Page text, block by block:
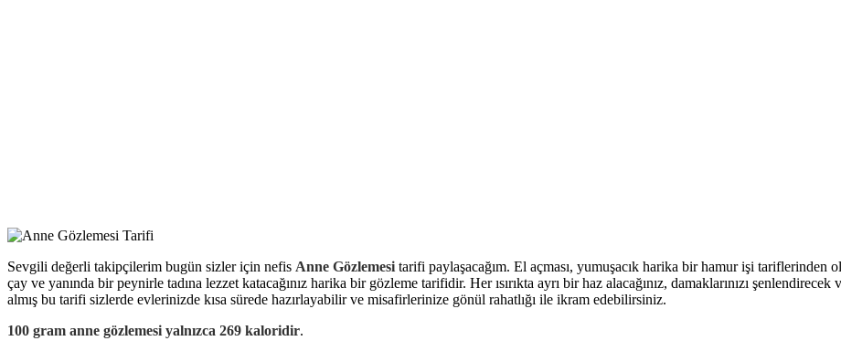
Sevgili değerli takipçilerim bugün sizler için nefis Anne Gözlemesi tarifi paylaşacağım. El açması, yumuşacık harika bir hamur işi tariflerinden
çay ve yanında bir peynirle tadına lezzet katacağınız harika bir gözleme tarifidir. Her ısırıkta ayrı bir haz alacağınız, damaklarınızı
almış bu tarifi sizlerde evlerinizde kısa sürede hazırlayabilir ve misafirlerinize gönül rahatlığı ile ikram edebilirsiniz.
100 gram anne gözlemesi yalnızca 269 kaloridir.